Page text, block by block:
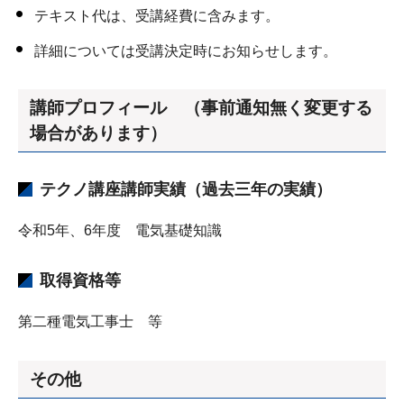
テキスト代は、受講経費に含みます。
詳細については受講決定時にお知らせします。
講師プロフィール （事前通知無く変更する
場合があります）
テクノ講座講師実績（過去三年の実績）
令和5年、6年度 電気基礎知識
取得資格等
第二種電気工事士 等
その他